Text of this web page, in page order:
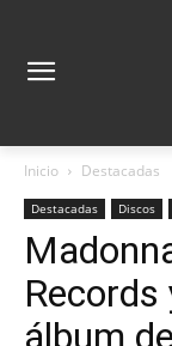
Inicio Destacadas
Destacadas Discos
Records
álbum